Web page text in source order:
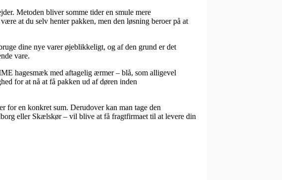
Metoden bliver somme tider en smule mere
at du selv henter pakken, men den løsning beroer på at
dine nye varer øjeblikkeligt, og af den grund er det
vare.
hagesmæk med aftagelig ærmer – blå, som alligevel
for at nå at få pakken ud af døren inden
for en konkret sum. Derudover kan man tage den
eller Skælskør – vil blive at få fragtfirmaet til at levere din